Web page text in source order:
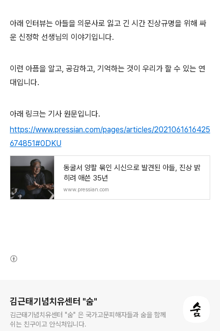
아래 인터뷰는 아들을 의문사로 잃고 긴 시간 진상규명을 위해 싸
운 신정학 선생님의 이야기입니다.
이런 아픔을 알고, 공감하고, 기억하는 것이 우리가 할 수 있는 연
대입니다.
아래 링크는 기사 원문입니다.
https://www.pressian.com/pages/articles/2021061616425
674851#0DKU
동굴서 양팔 묶인 시신으로 발견된 아들, 진상 밝
히려 애쓴 35년
www.pressian.com
김근태기념치유센터 "숨"
김근태기념치유센터 "숨" 은 국가고문피해자들과 숨을 함께
쉬는 친구이고 안식처입니다.